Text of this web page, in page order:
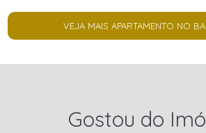
VEJA MAIS APARTAMENTO NO
Gostou do